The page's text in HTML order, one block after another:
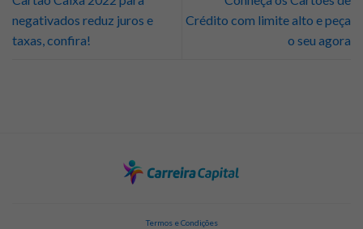
negativados reduz juros e
taxas, confira!
Crédito com limite alto e peça
o seu agora
Termos e Condições